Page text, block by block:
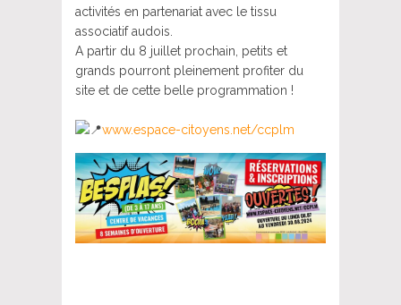
activités en partenariat avec le tissu
associatif audois.
A partir du 8 juillet prochain, petits et
grands pourront pleinement profiter du
site et de cette belle programmation !
www.espace-citoyens.net/ccplm